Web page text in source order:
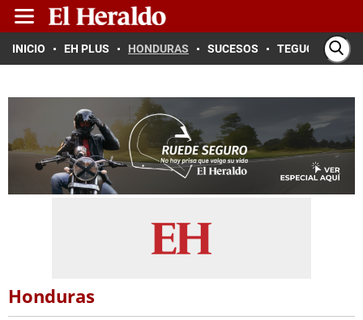
INICIO EH PLUS HONDURAS SUCESOS TEGUCIGALPA
Honduras